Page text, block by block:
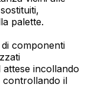
palette.
componenti
incollando
controllando il